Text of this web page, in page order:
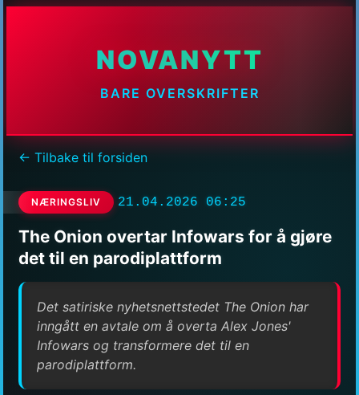
NOVANYTT
BARE OVERSKRIFTER
← Tilbake til forsiden
NÆRINGSLIV 21.04.2026 06:25
The Onion overtar Infowars for å gjøre
det til en parodiplattform
Det satiriske nyhetsnettstedet The Onion har
inngått en avtale om å overta Alex Jones'
Infowars og transformere det til en
parodiplattform.